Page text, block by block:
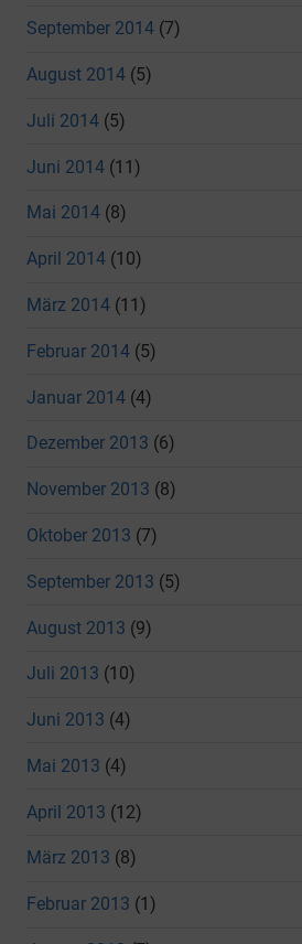
September 2014 (7)
August 2014 (5)
Juli 2014 (5)
Juni 2014 (11)
Mai 2014 (8)
April 2014 (10)
März 2014 (11)
Februar 2014 (5)
Januar 2014 (4)
Dezember 2013 (6)
November 2013 (8)
Oktober 2013 (7)
September 2013 (5)
August 2013 (9)
Juli 2013 (10)
Juni 2013 (4)
Mai 2013 (4)
April 2013 (12)
März 2013 (8)
Februar 2013 (1)